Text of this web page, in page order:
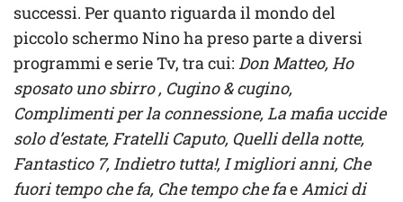
successi. Per quanto riguarda il mondo del
piccolo schermo Nino ha preso parte a diversi
programmi e serie Tv, tra cui: Don Matteo, Ho
sposato uno sbirro , Cugino & cugino,
Complimenti per la connessione, La mafia uccide
solo d’estate, Fratelli Caputo, Quelli della notte,
Fantastico 7, Indietro tutta!, I migliori anni, Che
fuori tempo che fa, Che tempo che faeAmici di